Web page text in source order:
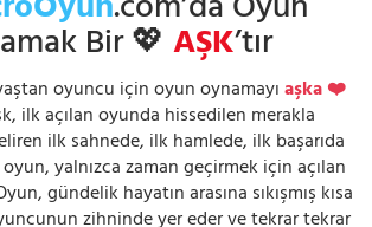
Bir 💖AŞK’tır
oyuncu için oyun oynamayıaşka ❤️
ilk açılan oyunda hissedilen merakla
ilk sahnede, ilk hamlede, ilk başarıda
yalnızca zaman geçirmek için açılan
gündelik hayatın arasına sıkışmış kısa